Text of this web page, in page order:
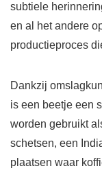
subtiele
en al het andere
productieproces
Dankzij
is een beetje een
worden gebruikt
schetsen, een
plaatsen waar